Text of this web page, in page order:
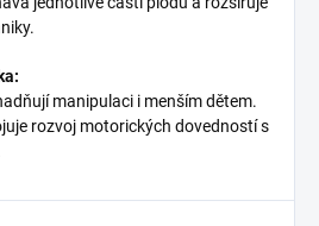
manipulaci i menším dětem.
rozvoj motorických dovedností s